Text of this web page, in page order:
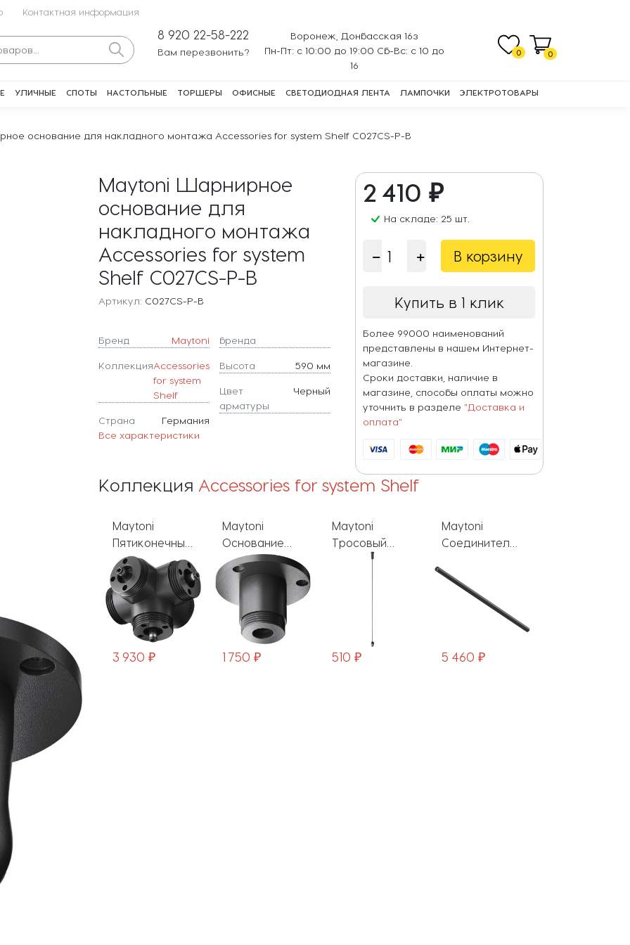
Контактная информация
8 920 22-58-222
Вам перезвонить?
Воронеж, Донбасская 16з
Пн-Пт: с 10:00 до 19:00 Сб-Вс: с 10 до
16
0 0
УЛИЧНЫЕ СПОТЫ НАСТОЛЬНЫЕ ТОРШЕРЫ ОФИСНЫЕ СВЕТОДИОДНАЯ ЛЕНТА ЛАМПОЧКИ ЭЛЕКТРОТОВАРЫ
основание для накладного монтажа Accessories for system Shelf C027CS-P-B
Maytoni Шарнирное
основание для
накладного монтажа
Accessories for system
Shelf C027CS-P-B
Артикул: C027CS-P-B
Бренд Maytoni
КоллекцияAccessories
for system
Shelf
Страна
бренда
Германия
Высота 590 мм
Цвет
арматуры
Черный
Все характеристики
2 410 ₽
На складе: 25 шт.
В корзину
Купить в 1 клик
Более 99000 наименований
представлены в нашем Интернет-
магазине.
Сроки доставки, наличие в
магазине, способы оплаты можно
уточнить в разделе "Доставка и
оплата"
Коллекция Accessories for system Shelf
3 930 ₽
Maytoni
Основание
для
накладного
монтажа
Accessories for
system Shelf
CA022BO-B
1 750 ₽
Maytoni
Тросовый
подвес
Accessories for
system Shelf
CA028SW-
L1000-B
510 ₽
Maytoni
Соединитель
Accessories for
5 460 ₽
Maytoni
Потолочная
ввода
питания
Accessories for
1 560 ₽